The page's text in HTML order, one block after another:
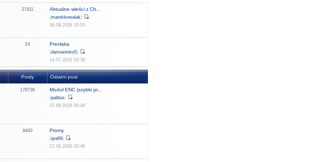
27411 Aktualne wieści z Ch...
(marekkowalak)
06.08.2026 10:55
24 Prevlaka
(damianisko5)
14.07.2016 18:38
Posty Ostatni post
178736 Moduł ENC (szybki pr...
(pablus)
07.08.2026 05:49
8400 Promy
(qra69)
27.06.2026 20:48